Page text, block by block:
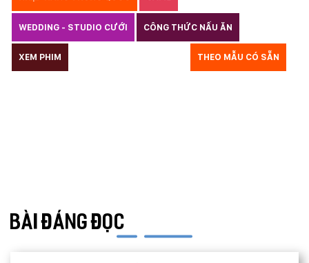
WEDDING - STUDIO CƯỚI CÔNG THỨC NẤU ĂN
XEM PHIM THEO MẪU CÓ SẴN
BÀI ĐÁNG ĐỌC